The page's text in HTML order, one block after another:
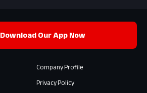
Download Our App Now
Company Profile
Privacy Policy